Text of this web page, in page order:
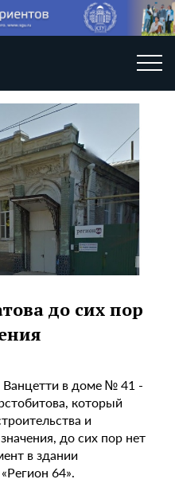
до сих пор
Ванцетти в доме № 41 -
который
и
до сих пор нет
в здании
64».